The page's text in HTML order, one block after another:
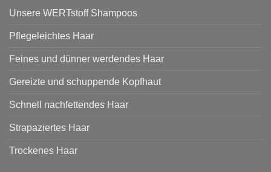
Unsere WERTstoff Shampoos
Pflegeleichtes Haar
Feines und dünner werdendes Haar
Gereizte und schuppende Kopfhaut
Schnell nachfettendes Haar
Strapaziertes Haar
Trockenes Haar